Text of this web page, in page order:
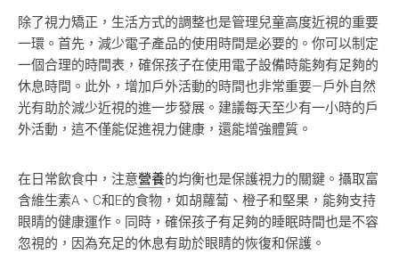
除了視力矯正，生活方式的調整也是管理兒童高度近視的重要
一環。首先，減少電子產品的使用時間是必要的。你可以制定
一個合理的時間表，確保孩子在使用電子設備時能夠有足夠的
休息時間。此外，增加戶外活動的時間也非常重要—戶外自然
光有助於減少近視的進一步發展。建議每天至少有一小時的戶
外活動，這不僅能促進視力健康，還能增強體質。
在日常飲食中，注意營養的均衡也是保護視力的關鍵。攝取富
含維生素A、C和E的食物，如胡蘿蔔、橙子和堅果，能夠支持
眼睛的健康運作。同時，確保孩子有足夠的睡眠時間也是不容
忽視的，因為充足的休息有助於眼睛的恢復和保護。